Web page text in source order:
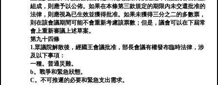
組成，則應予以公佈。如果在本條第三款規定的期限內未交還批准的
法律，則應視為已生效並獲得批准。如果未獲得三分之二的多數票，
則在該會議期間可能不會重新考慮該票數；但是，議會可以在下屆常
會上重新審議上述草案。
第九十四條
1.眾議院解散後，經國王會議批准，部長會議有權發布臨時法律，涉
及以下事項：
一種。普通災難。
b。戰爭和緊急狀態。
C。不可推遲的必要和緊急支出需求。